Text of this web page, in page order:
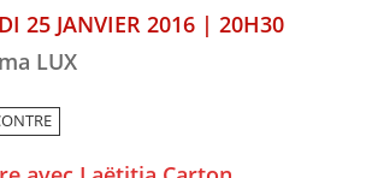
25 JANVIER 2016 | 20H30
LUX